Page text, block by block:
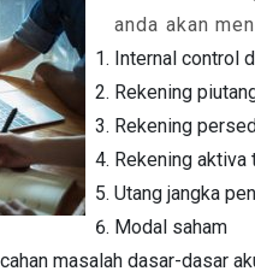
anda akan
Internal control
Rekening
Rekening
Rekening aktiva
Utang jangka
Modal saham
masalah dasar-dasar